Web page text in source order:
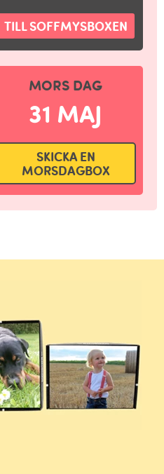
TILL SOFFMYSBOXEN
MORS DAG
31 MAJ
SKICKA EN
MORSDAGBOX